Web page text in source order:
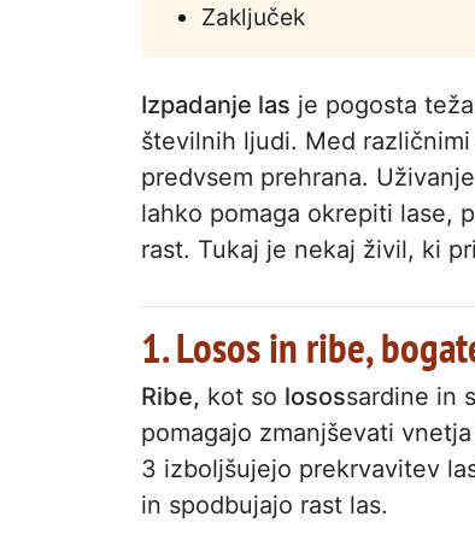
Zaključek
Izpadanje las je pogosta
številnih ljudi. Med
predvsem prehrana. Uživanje
lahko pomaga okrepiti lase,
rast. Tukaj je nekaj živil, ki
1. Losos in ribe,
Ribe, kot so losossardine in
pomagajo zmanjševati
3 izboljšujejo prekrvavitev
in spodbujajo rast las.